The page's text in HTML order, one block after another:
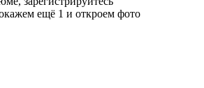
ещё 1 и откроем фото